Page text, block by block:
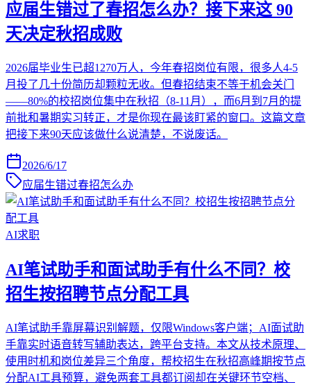
应届生错过了春招怎么办？接下来这 90
天决定秋招成败
2026届毕业生已超1270万人，今年春招岗位有限，很多人4-5
月投了几十份简历却颗粒无收。但春招结束不等于机会关门
——80%的校招岗位集中在秋招（8-11月），而6月到7月的提
前批和暑期实习转正，才是你现在最该盯紧的窗口。这篇文章
把接下来90天应该做什么说清楚，不说废话。
2026/6/17
应届生错过春招怎么办
AI求职
AI笔试助手和面试助手有什么不同？校
招生按招聘节点分配工具
AI笔试助手靠屏幕识别解题，仅限Windows客户端；AI面试助
手靠实时语音转写辅助表达，跨平台支持。本文从技术原理、
使用时机和岗位差异三个角度，帮校招生在秋招高峰期按节点
分配AI工具预算，避免两套工具都订阅却在关键环节空档、